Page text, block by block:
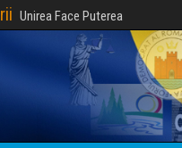
Unirea Face Puterea